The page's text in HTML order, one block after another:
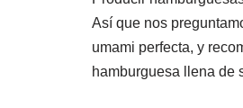
c
e
b
at
s
A
Así que nos
umami perfecta, y
hamburguesa llena de